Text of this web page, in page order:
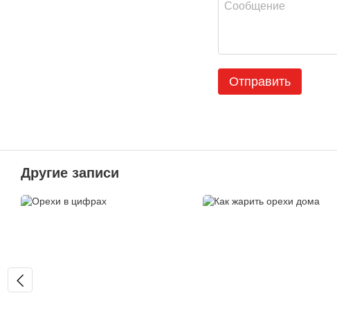
Отправить
Другие записи